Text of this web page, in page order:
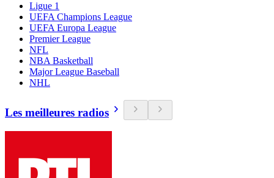
Ligue 1
UEFA Champions League
UEFA Europa League
Premier League
NFL
NBA Basketball
Major League Baseball
NHL
Les meilleures radios